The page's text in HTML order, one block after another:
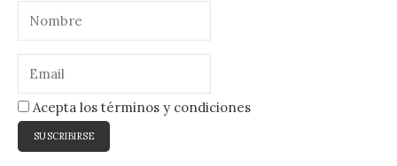
Acepta los términos y condiciones